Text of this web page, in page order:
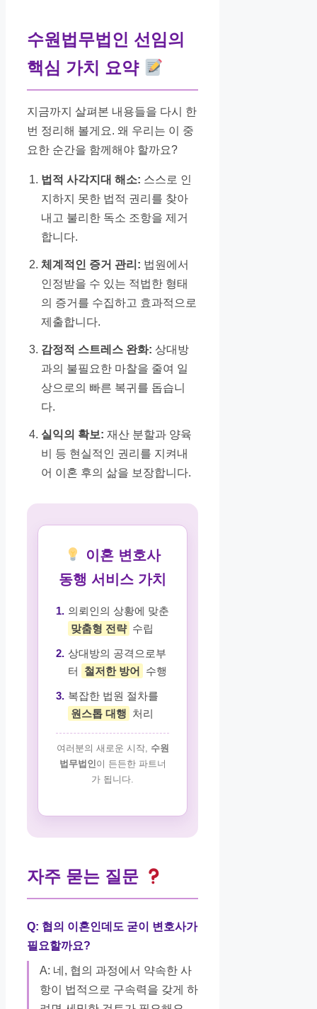
수원법무법인 선임의
핵심 가치 요약
지금까지 살펴본 내용들을 다시 한
번 정리해 볼게요. 왜 우리는 이 중
요한 순간을 함께해야 할까요?
법적 사각지대 해소: 스스로 인
지하지 못한 법적 권리를 찾아
내고 불리한 독소 조항을 제거
합니다.
체계적인 증거 관리: 법원에서
인정받을 수 있는 적법한 형태
의 증거를 수집하고 효과적으로
제출합니다.
감정적 스트레스 완화: 상대방
과의 불필요한 마찰을 줄여 일
상으로의 빠른 복귀를 돕습니
다.
실익의 확보: 재산 분할과 양육
비 등 현실적인 권리를 지켜내
어 이혼 후의 삶을 보장합니다.
이혼 변호사
동행 서비스 가치
1. 의뢰인의 상황에 맞춘
맞춤형 전략 수립
2. 상대방의 공격으로부
터
철저한 방어 수행
3. 복잡한 법원 절차를
원스톱 대행 처리
여러분의 새로운 시작, 수원
법무법인이 든든한 파트너
가 됩니다.
자주 묻는 질문
Q: 협의 이혼인데도 굳이 변호사가
필요할까요?
A: 네, 협의 과정에서 약속한 사
항이 법적으로 구속력을 갖게 하